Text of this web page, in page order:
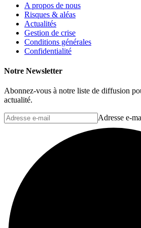
A propos de nous
Risques & aléas
Actualités
Gestion de crise
Conditions générales
Confidentialité
Notre Newsletter
Abonnez-vous à notre liste de diffusion
actualité.
Adresse e-